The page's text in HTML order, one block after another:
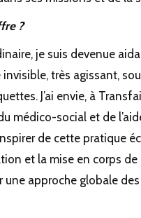
?
je suis devenue
invisible, très agissant,
J’ai envie, à
médico-social et de
de cette pratique
et la mise en corps
approche globale